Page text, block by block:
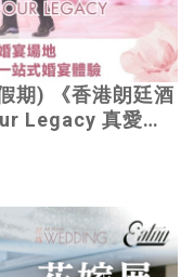
期) 《香港朗廷酒
Legacy 真愛永
級品味｜一站式